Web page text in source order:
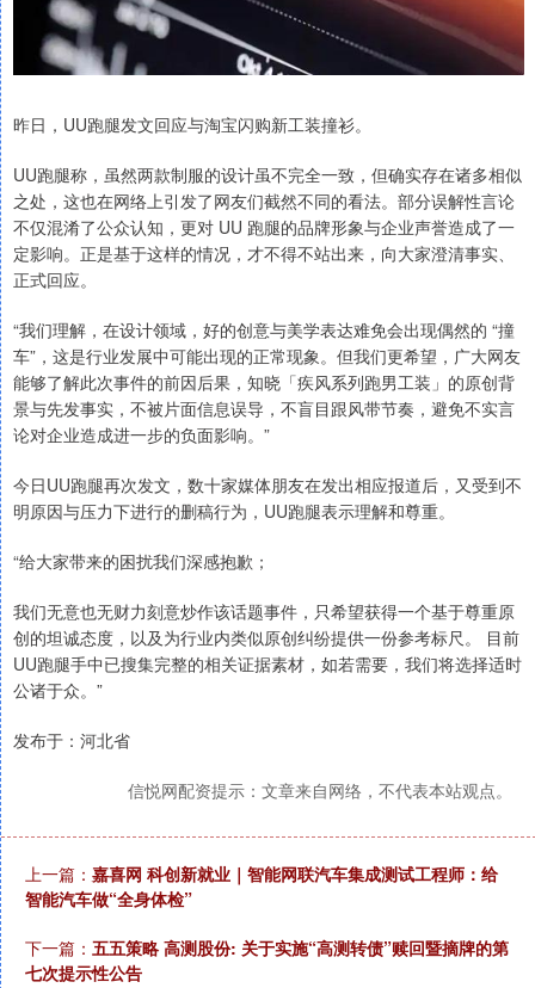
昨日，UU跑腿发文回应与淘宝闪购新工装撞衫。
UU跑腿称，虽然两款制服的设计虽不完全一致，但确实存在诸多相似
之处，这也在网络上引发了网友们截然不同的看法。部分误解性言论
不仅混淆了公众认知，更对 UU 跑腿的品牌形象与企业声誉造成了一
定影响。正是基于这样的情况，才不得不站出来，向大家澄清事实、
正式回应。
“我们理解，在设计领域，好的创意与美学表达难免会出现偶然的 “撞
车”，这是行业发展中可能出现的正常现象。但我们更希望，广大网友
能够了解此次事件的前因后果，知晓「疾风系列跑男工装」的原创背
景与先发事实，不被片面信息误导，不盲目跟风带节奏，避免不实言
论对企业造成进一步的负面影响。”
今日UU跑腿再次发文，数十家媒体朋友在发出相应报道后，又受到不
明原因与压力下进行的删稿行为，UU跑腿表示理解和尊重。
“给大家带来的困扰我们深感抱歉；
我们无意也无财力刻意炒作该话题事件，只希望获得一个基于尊重原
创的坦诚态度，以及为行业内类似原创纠纷提供一份参考标尺。 目前
UU跑腿手中已搜集完整的相关证据素材，如若需要，我们将选择适时
公诸于众。”
发布于：河北省
信悦网配资提示：文章来自网络，不代表本站观点。
上一篇： 嘉喜网 科创新就业｜智能网联汽车集成测试工程师：给
智能汽车做“全身体检”
下一篇： 五五策略 高测股份: 关于实施“高测转债”赎回暨摘牌的第
七次提示性公告